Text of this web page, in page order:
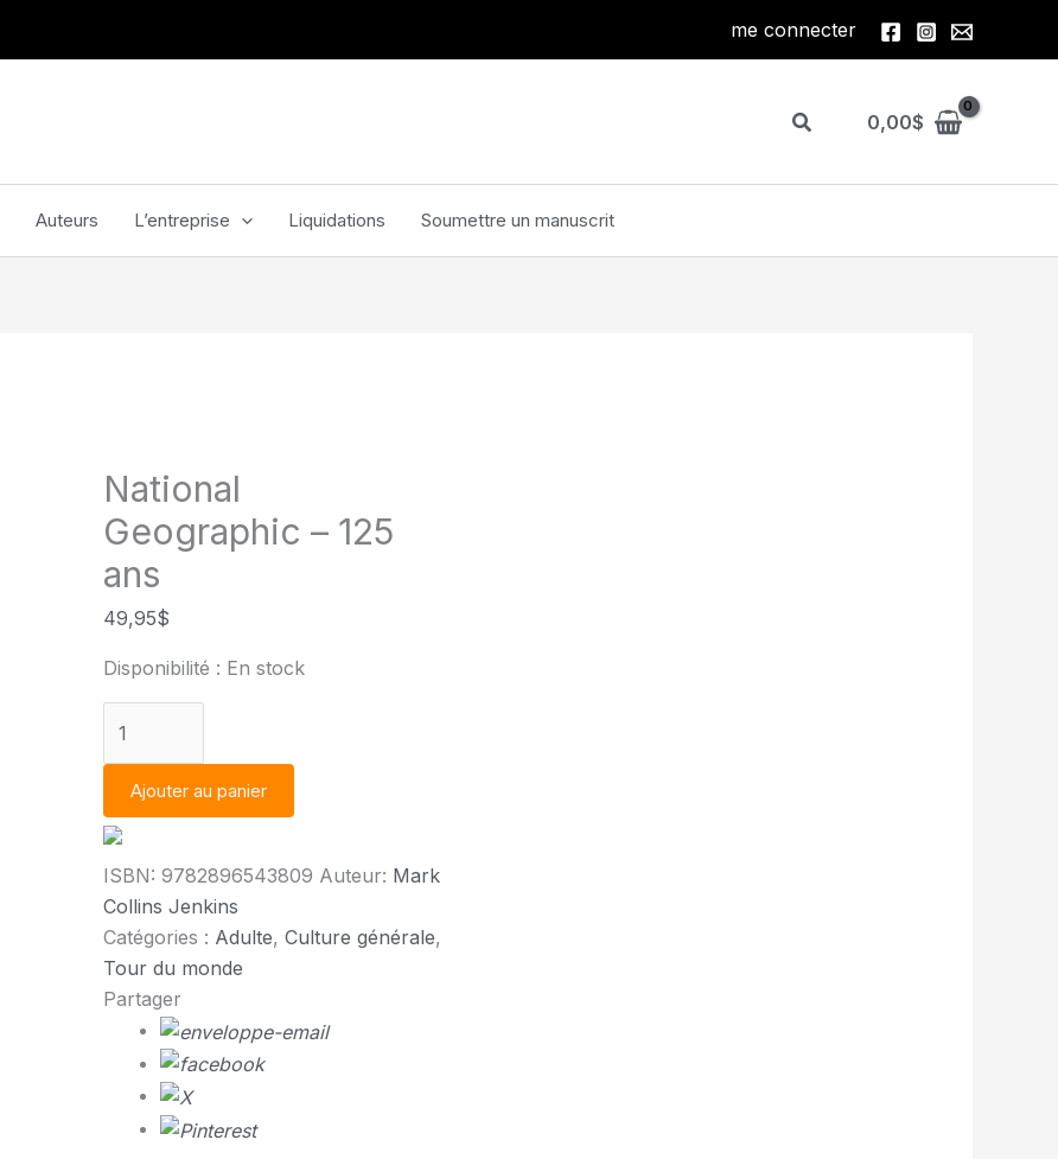
me connecter
Rechercher
0,00$
Auteurs L’entreprise Liquidations Soumettre un manuscrit
National
Geographic – 125
ans
49,95$
Disponibilité : En stock
de
National
Geographic
–
125
ans
Ajouter au panier
ISBN: 9782896543809 Auteur: Mark
Collins Jenkins
Catégories : Adulte, Culture générale,
Tour du monde
Partager